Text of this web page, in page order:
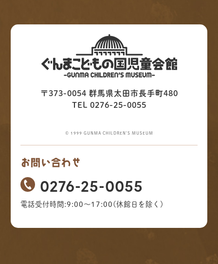
〒373-0054 群馬県太田市長手町480
TEL 0276-25-0055
© 1999 GUNMA CHILDREN'S MUSEUM
お問い合わせ
0276-25-0055
電話受付時間:9:00～17:00(休館日を除く)